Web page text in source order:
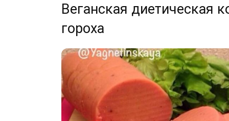
Веганская диетическая
гороха